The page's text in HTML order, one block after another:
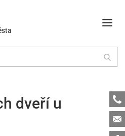
dveří u